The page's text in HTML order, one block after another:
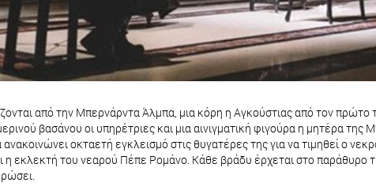
από την Μπερνάρντα Άλμπα, μια κόρη η Αγκούστιας από τον
βασάνου οι υπηρέτριες και μια αινιγματική φιγούρα η μητέρα
οκταετή εγκλεισμό στις θυγατέρες της για να τιμηθεί ο
η εκλεκτή του νεαρού Πέπε Ρομάνο. Κάθε βράδυ έρχεται στο παράθυρο